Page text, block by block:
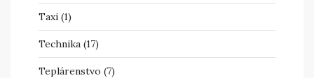
Taxi (1)
Technika (17)
Teplárenstvo (7)